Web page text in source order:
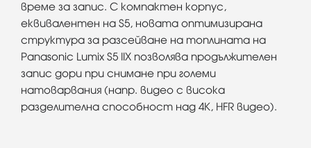
време за запис. С компактен корпус,
еквивалентен на S5, новата оптимизирана
структура за разсейване на топлината на
Panasonic Lumix S5 IIX позволява продължителен
запис дори при снимане при големи
натоварвания (напр. видео с висока
разделителна способност над 4K, HFR видео).